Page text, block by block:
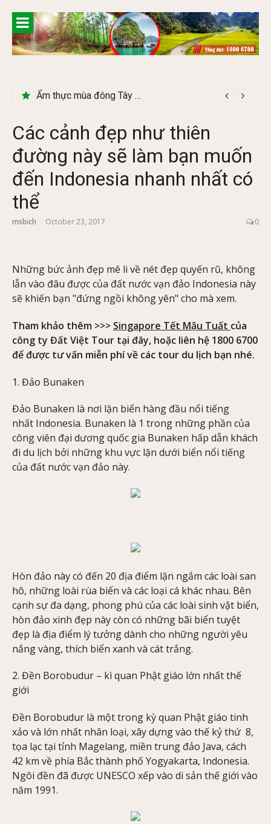
content
Lễ 2/9 có phải mùa du lịch Hà Giang đẹp không?
Các cảnh đẹp như thiên
đường này sẽ làm bạn muốn
đến Indonesia nhanh nhất có
thể
msbich October 23, 2017 0
Những bức ảnh đẹp mê li về nét đẹp quyến rũ, không
lẫn vào đâu được của đất nước vạn đảo Indonesia này
sẽ khiến bạn "đứng ngồi không yên" cho mà xem.
Tham khảo thêm >>> Singapore Tết Mậu Tuất của
công ty Đất Việt Tour tại đây, hoặc liên hệ 1800 6700
để được tư vấn miễn phí về các tour du lịch bạn nhé.
1. Đảo Bunaken
Đảo Bunaken là nơi lặn biển hàng đầu nổi tiếng
nhất Indonesia. Bunaken là 1 trong những phần của
công viên đại dương quốc gia Bunaken hấp dẫn khách
đi du lịch bởi những khu vực lặn dưới biển nổi tiếng
của đất nước vạn đảo này.
Hòn đảo này có đến 20 địa điểm lặn ngắm các loài san
hô, những loài rùa biển và các loại cá khác nhau. Bên
cạnh sự đa dạng, phong phú của các loài sinh vật biển,
hòn đảo xinh đẹp này còn có những bãi biển tuyệt
đẹp là địa điểm lý tưởng dành cho những người yêu
nắng vàng, thích biển xanh và cát trắng.
2. Đền Borobudur – kì quan Phật giáo lớn nhất thế
giới
Đền Borobudur là một trong kỳ quan Phật giáo tinh
xảo và lớn nhất nhân loại, xây dựng vào thế kỷ thứ 8,
tọa lạc tại tỉnh Magelang, miền trung đảo Java, cách
42 km về phía Bắc thành phố Yogyakarta, Indonesia.
Ngôi đền đã được UNESCO xếp vào di sản thế giới vào
năm 1991.